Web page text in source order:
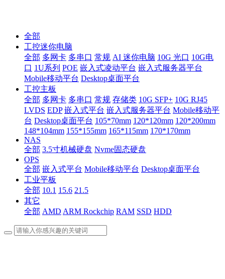
全部
工控迷你电脑
全部 多网卡 多串口 常规 AI 迷你电脑 10G 光口 10G电
口 1U系列 POE 嵌入式凌动平台 嵌入式服务器平台
Mobile移动平台 Desktop桌面平台
工控主板
全部 多网卡 多串口 常规 存储类 10G SFP+ 10G RJ45
LVDS EDP 嵌入式平台 嵌入式服务器平台 Mobile移动平
台 Desktop桌面平台 105*70mm 120*120mm 120*200mm
148*104mm 155*155mm 165*115mm 170*170mm
NAS
全部 3.5寸机械硬盘 Nvme固态硬盘
OPS
全部 嵌入式平台 Mobile移动平台 Desktop桌面平台
工业平板
全部 10.1 15.6 21.5
其它
全部 AMD ARM Rockchip RAM SSD HDD